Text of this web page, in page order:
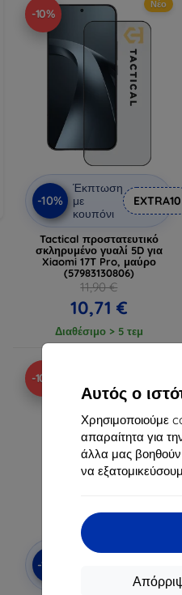
Αυτός ο
Χρησιμοποιούμε
απαραίτητα για
άλλα μας βοηθούν
να
-10%
Νέο
-10%
Έκπτωση
με
κουπόνι
EXTRA10
Tactical προστατευτικό
σκληρυμένο γυαλί 5D για
Xiaomi 17T Pro, μαύρο
(57983130806)
11,90 €
10,71 €
Διαθέσιμο > 5 τεμ
-10%
-10%
Έκπτωση